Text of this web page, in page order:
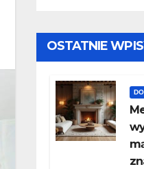
OSTATNIE